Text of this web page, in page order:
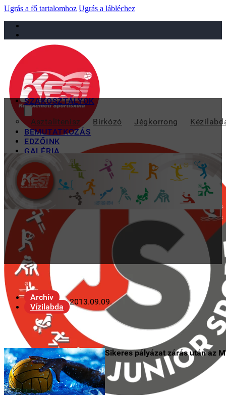
Ugrás a fő tartalomhoz Ugrás a lábléchez
sportiskola@juniorsportkft.hu
SZAKOSZTÁLYOK
Asztalitenisz Birkózó Jégkorrong
BEMUTATKOZÁS
EDZŐINK
GALÉRIA
TAO
KAPCSOLAT
Archív
Vízilabda
2013.09.09.
Sikeres pályázat zárás után az